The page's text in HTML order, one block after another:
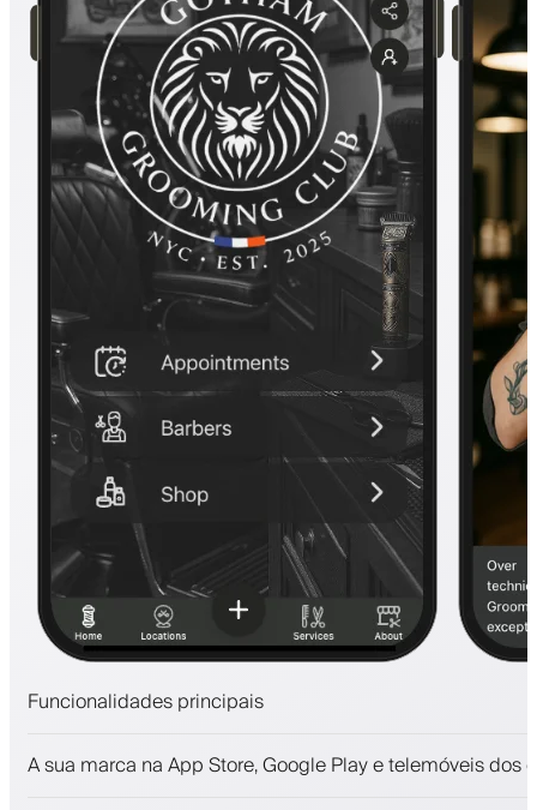
Funcionalidades principais
Pagamentos, caução
A sua marca na App Store, Google Play e telemóveis dos